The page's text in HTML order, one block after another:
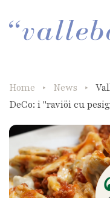
Home News
DeCo: i "raviöi cu